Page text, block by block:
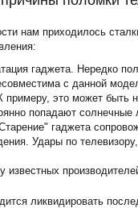
нам приходилось
гаджета. Нередко
с данной
это может быть
попадают солнечные
гаджета
Удары по
известных
ликвидировать